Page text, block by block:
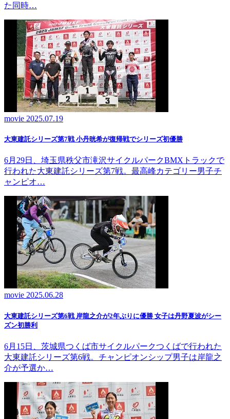
た同時…
movie 2025.07.19
大東建託シリーズ第7戦 ⼩丹晄希が復帰戦でシリーズ初優勝
6月29日、埼玉県秩父市滝沢サイクルパークBMXトラックで
行われた大東建託シリーズ第7戦。最高峰カテゴリー男子チ
ャンピオ…
movie 2025.06.28
大東建託シリーズ第6戦 岸龍之介が2年ぶりに優勝 女子は丹野夏波がシー
ズン初勝利
6月15日、茨城県つくば市サイクルパークつくばで行われた
大東建託シリーズ第6戦。チャンピオンシップ男子は岸龍之
介が予選か…